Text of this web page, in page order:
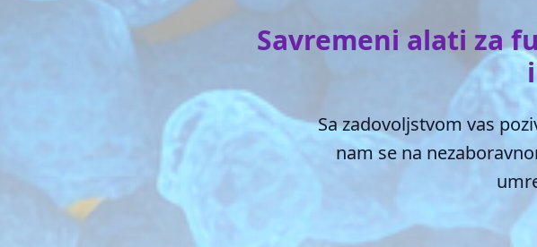
Savremeni alati za
Sa zadovoljstvom vas
nam se na